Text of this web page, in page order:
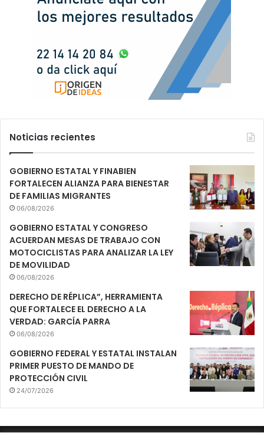
Noticias recientes
GOBIERNO ESTATAL Y FINABIEN
FORTALECEN ALIANZA PARA BIENESTAR
DE FAMILIAS MIGRANTES
06/08/2026
GOBIERNO ESTATAL Y CONGRESO
ACUERDAN MESAS DE TRABAJO CON
MOTOCICLISTAS PARA ANALIZAR LA LEY
DE MOVILIDAD
06/08/2026
DERECHO DE RÉPLICA”, HERRAMIENTA
QUE FORTALECE EL DERECHO A LA
VERDAD: GARCÍA PARRA
06/08/2026
GOBIERNO FEDERAL Y ESTATAL INSTALAN
PRIMER PUESTO DE MANDO DE
PROTECCIÓN CIVIL
24/07/2026